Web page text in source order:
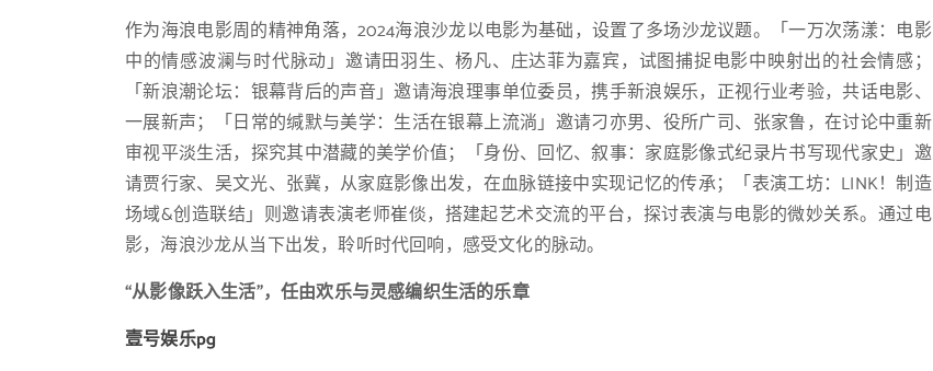
作为海浪电影周的精神角落，2024海浪沙龙以电影为基础，设置了多场沙龙议题。「一万次荡漾：电影
中的情感波澜与时代脉动」邀请田羽生、杨凡、庄达菲为嘉宾，试图捕捉电影中映射出的社会情感；
「新浪潮论坛：银幕背后的声音」邀请海浪理事单位委员，携手新浪娱乐，正视行业考验，共话电影、
一展新声；「日常的缄默与美学：生活在银幕上流淌」邀请刁亦男、役所广司、张家鲁，在讨论中重新
审视平淡生活，探究其中潜藏的美学价值；「身份、回忆、叙事：家庭影像式纪录片书写现代家史」邀
请贾行家、吴文光、张冀，从家庭影像出发，在血脉链接中实现记忆的传承；「表演工坊：LINK！制造
场域&创造联结」则邀请表演老师崔倓，搭建起艺术交流的平台，探讨表演与电影的微妙关系。通过电
影，海浪沙龙从当下出发，聆听时代回响，感受文化的脉动。
“从影像跃入生活”，任由欢乐与灵感编织生活的乐章
壹号娱乐pg